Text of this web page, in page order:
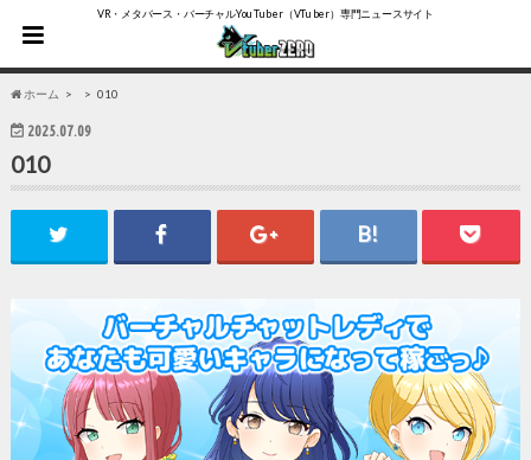
VR・メタバース・バーチャルYouTuber（VTuber）専門ニュースサイト
ホーム 010
2025.07.09
010